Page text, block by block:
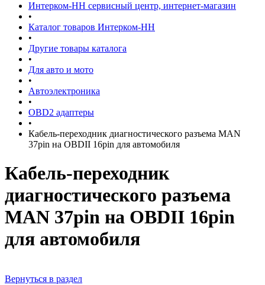
Интерком-НН сервисный центр, интернет-магазин
•
Каталог товаров Интерком-НН
•
Другие товары каталога
•
Для авто и мото
•
Автоэлектроника
•
OBD2 адаптеры
•
Кабель-переходник диагностического разъема MAN
37pin на OBDII 16pin для автомобиля
Кабель-переходник
диагностического разъема
MAN 37pin на OBDII 16pin
для автомобиля
Вернуться в раздел